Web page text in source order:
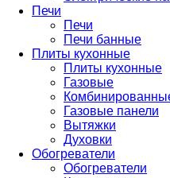
Печи
Печи
Печи банные
Плиты кухонные
Плиты кухонные
Газовые
Газовые панели
Вытяжки
Духовки
Обогреватели
Обогреватели